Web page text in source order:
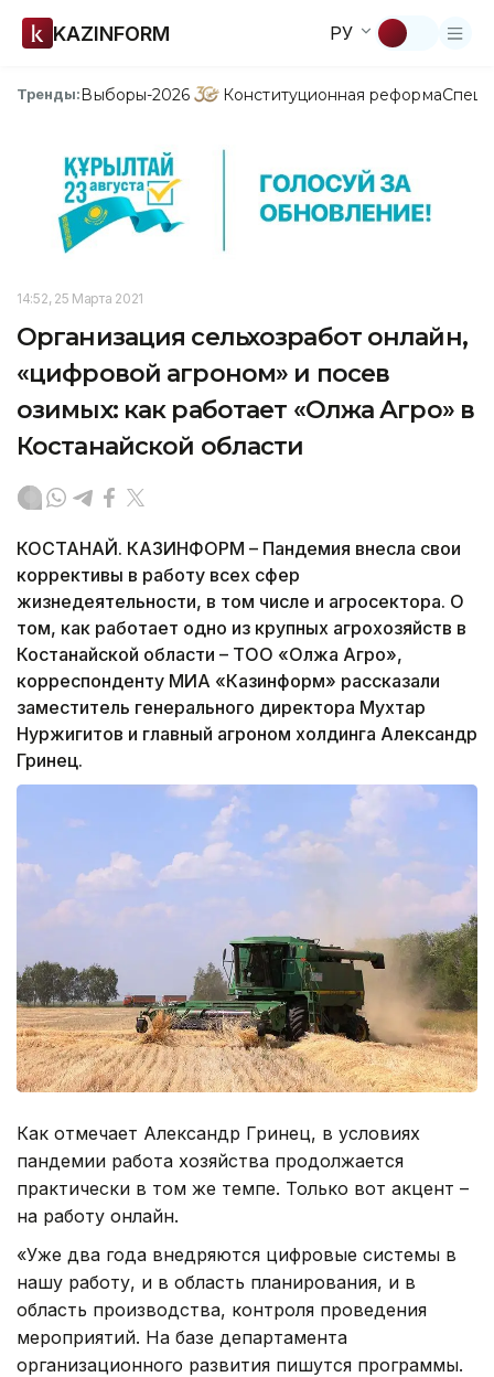
KAZINFORM РУ
Тренды:Выборы-2026 Конституционная реформа
14:52, 25 Марта 2021
Организация сельхозработ онлайн,
«цифровой агроном» и посев
озимых: как работает «Олжа Агро» в
Костанайской области
КОСТАНАЙ. КАЗИНФОРМ – Пандемия внесла свои
коррективы в работу всех сфер
жизнедеятельности, в том числе и агросектора. О
том, как работает одно из крупных агрохозяйств в
Костанайской области – ТОО «Олжа Агро»,
корреспонденту МИА «Казинформ» рассказали
заместитель генерального директора Мухтар
Нуржигитов и главный агроном холдинга Александр
Гринец.
Как отмечает Александр Гринец, в условиях
пандемии работа хозяйства продолжается
практически в том же темпе. Только вот акцент –
на работу онлайн.
«Уже два года внедряются цифровые системы в
нашу работу, и в область планирования, и в
область производства, контроля проведения
мероприятий. На базе департамента
организационного развития пишутся программы.